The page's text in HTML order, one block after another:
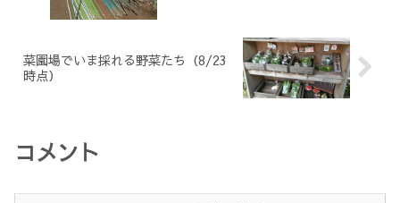
菜園場でいま採れる野菜たち（8/23
時点）
コメント